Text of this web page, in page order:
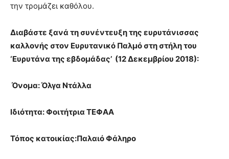
την τρομάζει καθόλου.
Διαβάστε ξανά τη συνέντευξη της ευρυτάνισσας
καλλονής στον Ευρυτανικό Παλμό στη στήλη του
‘Ευρυτάνα της εβδομάδας’ (12 Δεκεμβρίου 2018):
Όνομα: Όλγα Ντάλλα
Ιδιότητα: Φοιτήτρια ΤΕΦΑΑ
Τόπος κατοικίας:Παλαιό Φάληρο